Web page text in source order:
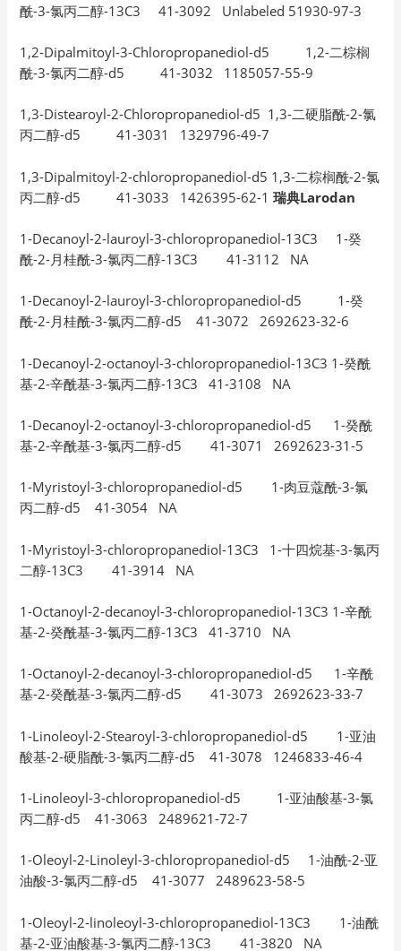
酰-3-氯丙二醇-13C3 41-3092 Unlabeled 51930-97-3
1,2-Dipalmitoyl-3-Chloropropanediol-d5 1,2-二棕榈
酰-3-氯丙二醇-d5 41-3032 1185057-55-9
1,3-Distearoyl-2-Chloropropanediol-d5 1,3-二硬脂酰-2-氯
丙二醇-d5 41-3031 1329796-49-7
1,3-Dipalmitoyl-2-chloropropanediol-d5 1,3-二棕榈酰-2-氯
丙二醇-d5 41-3033 1426395-62-1瑞典Larodan
1-Decanoyl-2-lauroyl-3-chloropropanediol-13C3 1-癸
酰-2-月桂酰-3-氯丙二醇-13C3 41-3112 NA
1-Decanoyl-2-lauroyl-3-chloropropanediol-d5 1-癸
酰-2-月桂酰-3-氯丙二醇-d5 41-3072 2692623-32-6
1-Decanoyl-2-octanoyl-3-chloropropanediol-13C3 1-癸酰
基-2-辛酰基-3-氯丙二醇-13C3 41-3108 NA
1-Decanoyl-2-octanoyl-3-chloropropanediol-d5 1-癸酰
基-2-辛酰基-3-氯丙二醇-d5 41-3071 2692623-31-5
1-Myristoyl-3-chloropropanediol-d5 1-肉豆蔻酰-3-氯
丙二醇-d5 41-3054 NA
1-Myristoyl-3-chloropropanediol-13C3 1-十四烷基-3-氯丙
二醇-13C3 41-3914 NA
1-Octanoyl-2-decanoyl-3-chloropropanediol-13C3 1-辛酰
基-2-癸酰基-3-氯丙二醇-13C3 41-3710 NA
1-Octanoyl-2-decanoyl-3-chloropropanediol-d5 1-辛酰
基-2-癸酰基-3-氯丙二醇-d5 41-3073 2692623-33-7
1-Linoleoyl-2-Stearoyl-3-chloropropanediol-d5 1-亚油
酸基-2-硬脂酰-3-氯丙二醇-d5 41-3078 1246833-46-4
1-Linoleoyl-3-chloropropanediol-d5 1-亚油酸基-3-氯
丙二醇-d5 41-3063 2489621-72-7
1-Oleoyl-2-Linoleyl-3-chloropropanediol-d5 1-油酰-2-亚
油酸-3-氯丙二醇-d5 41-3077 2489623-58-5
1-Oleoyl-2-linoleoyl-3-chloropropanediol-13C3 1-油酰
基-2-亚油酸基-3-氯丙二醇-13C3 41-3820 NA